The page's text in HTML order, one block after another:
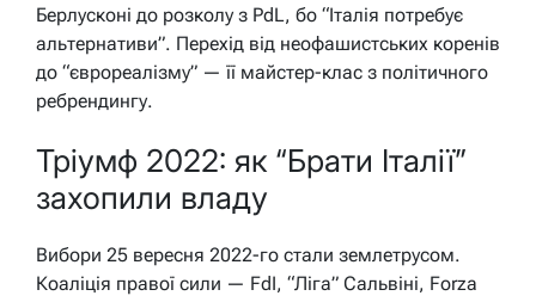
Берлусконі до розколу з PdL, бо “Італія потребує
альтернативи”. Перехід від неофашистських коренів
до “єврореалізму” — її майстер-клас з політичного
ребрендингу.
Тріумф 2022: як “Брати Італії”
захопили владу
Вибори 25 вересня 2022-го стали землетрусом.
Коаліція правої сили — FdI, “Ліга” Сальвіні, Forza